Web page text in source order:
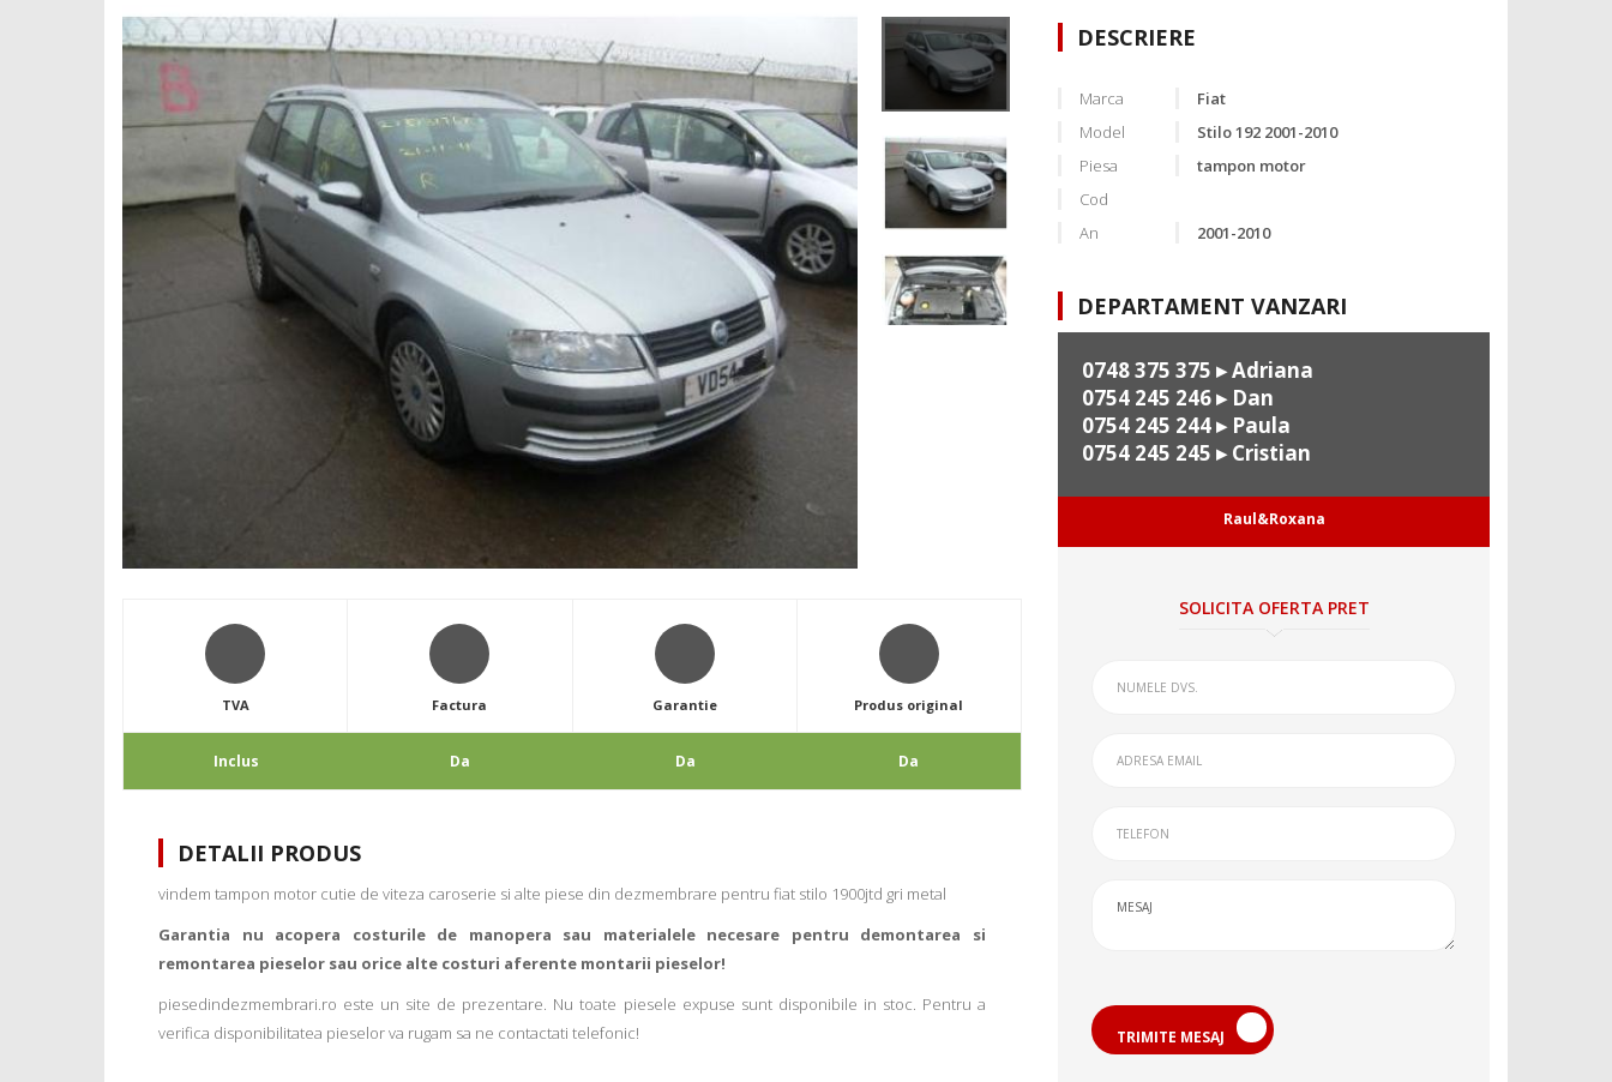
TVA
Inclus
Factura
Da
Garantie
Da
Produs original
Da
DETALII PRODUS
vindem tampon motor cutie de viteza caroserie si alte piese din dezmembrare pentru fiat stilo 1900jtd gri metal
Garantia nu acopera costurile de manopera sau materialele necesare pentru demontarea si
remontarea pieselor sau orice alte costuri aferente montarii pieselor!
piesedindezmembrari.ro este un site de prezentare. Nu toate piesele expuse sunt disponibile in stoc. Pentru a
verifica disponibilitatea pieselor va rugam sa ne contactati telefonic!
DESCRIERE
Marca
Fiat
Model
Stilo 192 2001-2010
Piesa
tampon motor
Cod
An
2001-2010
DEPARTAMENT VANZARI
0748 375 375 ▸ Adriana
0754 245 246▸ Dan
0754 245 244▸ Paula
0754 245 245 ▸ Cristian
Raul&Roxana
SOLICITA OFERTA PRET
TRIMITE MESAJ